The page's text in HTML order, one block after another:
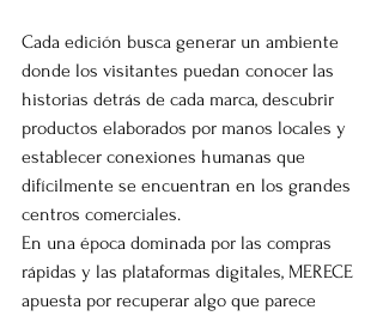
Cada edición busca generar un ambiente
donde los visitantes puedan conocer las
historias detrás de cada marca, descubrir
productos elaborados por manos locales y
establecer conexiones humanas que
difícilmente se encuentran en los grandes
centros comerciales.
En una época dominada por las compras
rápidas y las plataformas digitales, MERECE
apuesta por recuperar algo que parece